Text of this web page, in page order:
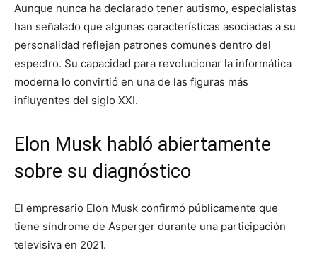
Aunque nunca ha declarado tener autismo, especialistas
han señalado que algunas características asociadas a su
personalidad reflejan patrones comunes dentro del
espectro. Su capacidad para revolucionar la informática
moderna lo convirtió en una de las figuras más
influyentes del siglo XXI.
Elon Musk habló abiertamente
sobre su diagnóstico
El empresario Elon Musk confirmó públicamente que
tiene síndrome de Asperger durante una participación
televisiva en 2021.